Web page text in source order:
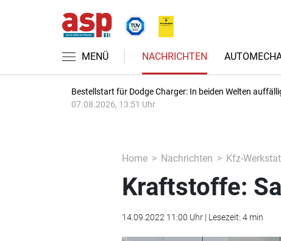
MENÜ NACHRICHTEN
Bestellstart für Dodge Charger: In beiden Welten
07.08.2026, 13:51 Uhr
Home Nachrichten Kfz-
Kraftstoffe:
14.09.2022 11:00 Uhr | Lesezeit: 4 min